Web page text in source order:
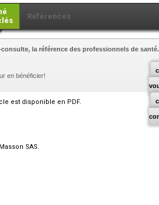
Références
consulte, la référence des professionnels de santé.
en bénéficier!
est disponible en PDF.
SAS.